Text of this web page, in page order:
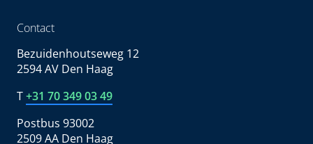
Contact
Bezuidenhoutseweg 12
2594 AV Den Haag
T+31 70 349 03 49
Postbus 93002
2509 AA Den Haag